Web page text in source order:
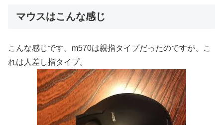
マウスはこんな感じ
こんな感じです。m570は親指タイプだったのですが、こ
れは人差し指タイプ。